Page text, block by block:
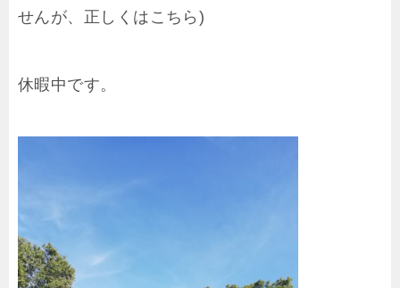
せんが、正しくはこちら)
休暇中です。